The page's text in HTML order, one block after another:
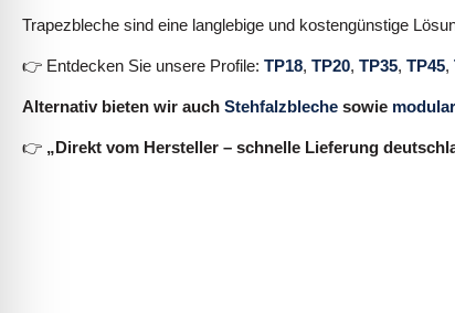
Trapezbleche sind eine langlebige und kostengünstige
👉 Entdecken Sie unsere Profile: TP18, TP20, TP35, TP45,
Alternativ bieten wir auch Stehfalzbleche sowie
👉 „Direkt vom Hersteller – schnelle Lieferung